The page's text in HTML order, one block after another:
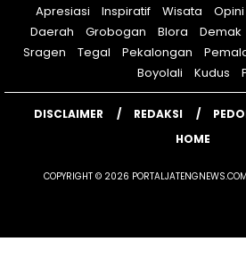
Apresiasi
Inspiratif Wisata Opini
Daerah
Grobogan Blora Demak
Sragen
Tegal Pekalongan
Boyolali
Kudus
DISCLAIMER REDAKSI
HOME
COPYRIGHT © 2026